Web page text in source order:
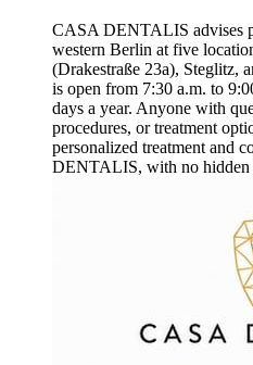
CASA DENTALIS advises
western Berlin at five
(Drakestraße 23a), Steglitz,
is open from 7:30 a.m. to
days a year. Anyone with
procedures, or treatment
personalized treatment and
DENTALIS, with no hidden